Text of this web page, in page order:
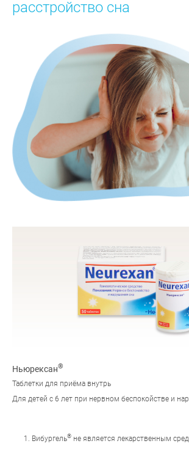
расстройство сна
Ньюрексан®
Таблетки для приёма внутрь
Для детей с 6 лет при нервном беспокойстве и
Вибургель® не является лекарственным